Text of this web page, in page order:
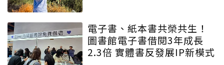
電子書、紙本書共榮共生！
圖書館電子書借閱3年成長
2.3倍 實體書反發展IP新模式